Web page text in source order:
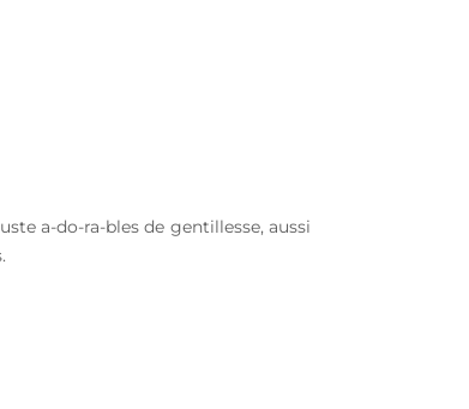
a-do-ra-bles de gentillesse, aussi